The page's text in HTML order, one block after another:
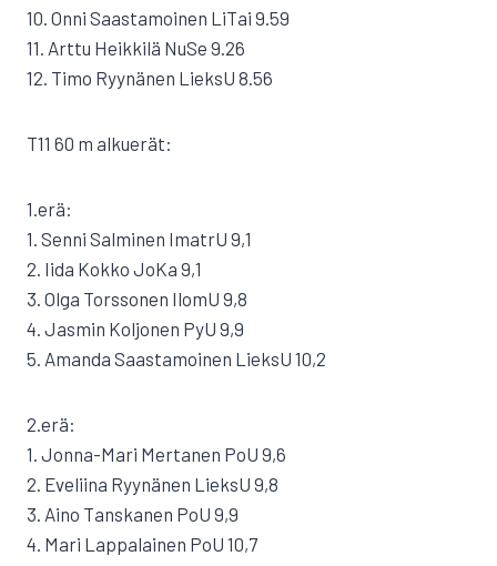
10. Onni Saastamoinen LiTai 9.59
11. Arttu Heikkilä NuSe 9.26
12. Timo Ryynänen LieksU 8.56
T11 60 m alkuerät:
1.erä:
1. Senni Salminen ImatrU 9,1
2. Iida Kokko JoKa 9,1
3. Olga Torssonen IlomU 9,8
4. Jasmin Koljonen PyU 9,9
5. Amanda Saastamoinen LieksU 10,2
2.erä:
1. Jonna-Mari Mertanen PoU 9,6
2. Eveliina Ryynänen LieksU 9,8
3. Aino Tanskanen PoU 9,9
4. Mari Lappalainen PoU 10,7